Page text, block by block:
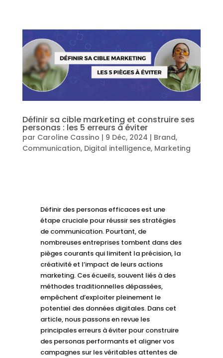
Définir sa cible marketing et construire ses
personas : les 5 erreurs à éviter
par Caroline Cassino | 9 Déc, 2024 | Brand,
Communication, Digital intelligence, Marketing
Définir des personas efficaces est une
étape cruciale pour réussir ses stratégies
de communication. Pourtant, de
nombreuses entreprises tombent dans des
pièges courants qui limitent la précision, la
créativité et l’impact de leurs actions
marketing. Ces écueils, souvent liés à des
méthodes traditionnelles dépassées,
empêchent d’exploiter pleinement le
potentiel des données digitales. Dans cet
article, nous passons en revue les
principales erreurs à éviter pour construire
des personas performants et aligner vos
campagnes sur les véritables attentes de